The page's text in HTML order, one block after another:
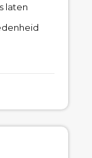
laten